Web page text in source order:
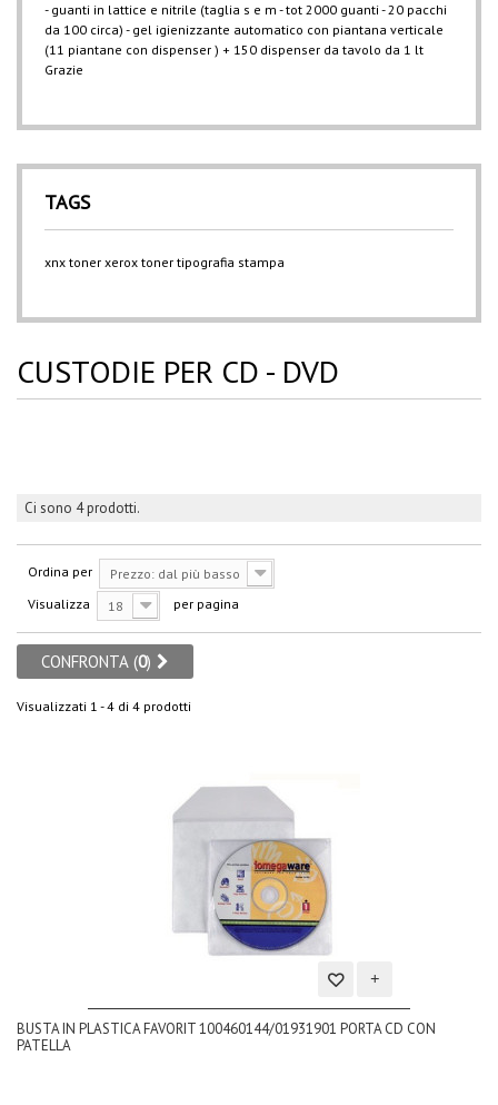
- guanti in lattice e nitrile (taglia s e m - tot 2000 guanti - 20 pacchi
da 100 circa) - gel igienizzante automatico con piantana verticale
(11 piantane con dispenser ) + 150 dispenser da tavolo da 1 lt
Grazie
TAGS
xnx toner xerox toner tipografia stampa
CUSTODIE PER CD - DVD
Ci sono 4 prodotti.
Ordina per
Prezzo: dal più basso
Visualizza
18 per pagina
CONFRONTA (0)
Visualizzati 1 - 4 di 4 prodotti
Aggiungi
alla
BUSTA IN PLASTICA FAVORIT 100460144/01931901 PORTA CD CON
PATELLA